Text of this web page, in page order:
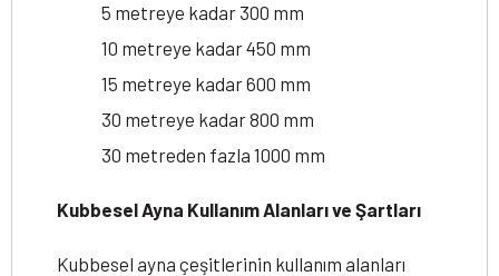
5 metreye kadar 300 mm
10 metreye kadar 450 mm
15 metreye kadar 600 mm
30 metreye kadar 800 mm
30 metreden fazla 1000 mm
Kubbesel Ayna Kullanım Alanları ve Şartları
Kubbesel ayna çeşitlerinin kullanım alanları